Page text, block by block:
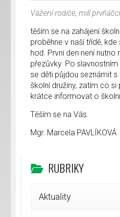
Vážení rodiče, milí
těším se na zahájení
proběhne v naší třídě,
hod. První den není
přezůvky. Po slavnostním
se děti půjdou seznámit
školní družiny, zatím co si
krátce informovat o
Těším se na Vás.
Mgr. Marcela PAVLÍKOVÁ
RUBRIKY
Aktuality